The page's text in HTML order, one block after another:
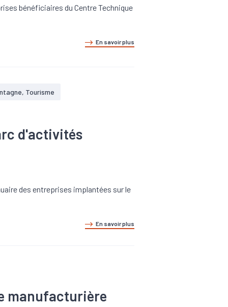
bénéficiaires du Centre Technique
En savoir plus
Tourisme
d'activités
des entreprises implantées sur le
En savoir plus
manufacturière